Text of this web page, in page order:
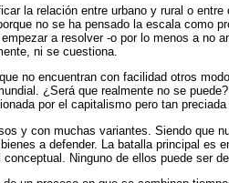
la relación entre urbano y rural o
no se ha pensado la escala como
a resolver -o por lo menos a no
ni se cuestiona.
no encuentran con facilidad otros
¿Será que realmente no se
por el capitalismo pero tan
y con muchas variantes. Siendo que
a defender. La batalla principal
Ninguno de ellos puede ser